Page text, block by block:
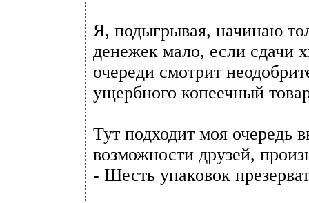
Я, подыгрывая, начинаю
денежек мало, если сдачи
очереди смотрит
ущербного копеечный
Тут подходит моя очередь
возможности друзей,
- Шесть упаковок